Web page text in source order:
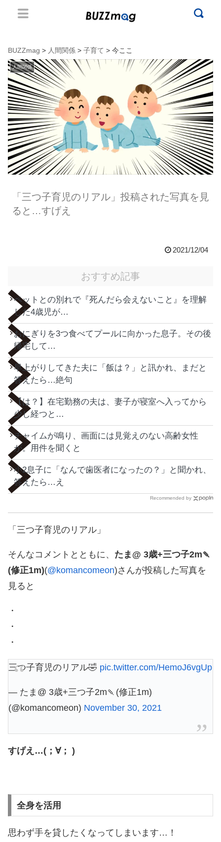
BUZZmag > 人間関係 > 子育て > 今ここ
人間関係
「三つ子育児のリアル」投稿された写真を見
ると…すげえ
2021/12/04
おすすめ記事
ペットとの別れで『死んだら会えないこと』を理解
した4歳児が…
おにぎりを3つ食べてプールに向かった息子。その後
帰宅して…
早上がりしてきた夫に「飯は？」と訊かれ、まだと
答えたら…絶句
【は？】在宅勤務の夫は、妻子が寝室へ入ってから
少し経つと…
チャイムが鳴り、画面には見覚えのない高齢女性
が。用件を聞くと
小2息子に「なんで歯医者になったの？」と聞かれ、
答えたら…え
Recommended by
「三つ子育児のリアル」
そんなコメントとともに、 たま@ 3歳+三つ子2m🍡
(修正1m)(@komancomeon)さんが投稿した写真を
見ると
・
・
・
三つ子育児のリアル🤣 pic.twitter.com/HemoJ6vgUp
— たま@ 3歳+三つ子2m🍡(修正1m)
(@komancomeon) November 30, 2021
すげえ…(；∀； )
全身を活用
思わず手を貸したくなってしまいます…！